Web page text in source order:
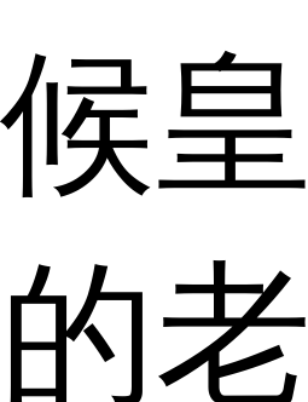
候
的老